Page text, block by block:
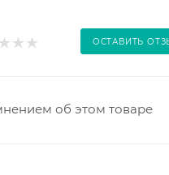
ОСТАВИТЬ
об этом товаре